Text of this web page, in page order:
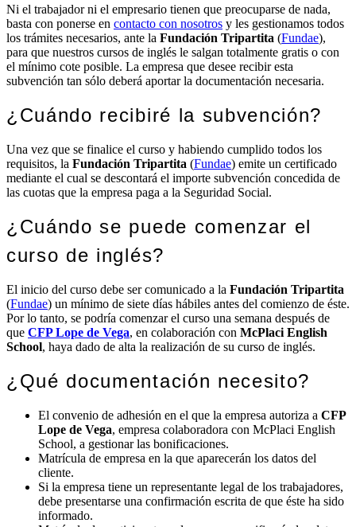
Ni el trabajador ni el empresario tienen que preocuparse de nada,
basta con ponerse en contacto con nosotros y les gestionamos todos
los trámites necesarios, ante la Fundación Tripartita (Fundae),
para que nuestros cursos de inglés le salgan totalmente gratis o con
el mínimo cote posible. La empresa que desee recibir esta
subvención tan sólo deberá aportar la documentación necesaria.
¿Cuándo recibiré la subvención?
Una vez que se finalice el curso y habiendo cumplido todos los
requisitos, la Fundación Tripartita (Fundae) emite un certificado
mediante el cual se descontará el importe subvención concedida de
las cuotas que la empresa paga a la Seguridad Social.
¿Cuándo se puede comenzar el
curso de inglés?
El inicio del curso debe ser comunicado a la Fundación Tripartita
(Fundae) un mínimo de siete días hábiles antes del comienzo de éste.
Por lo tanto, se podría comenzar el curso una semana después de
que CFP Lope de Vega, en colaboración con McPlaci English
School, haya dado de alta la realización de su curso de inglés.
¿Qué documentación necesito?
El convenio de adhesión en el que la empresa autoriza a CFP
Lope de Vega, empresa colaboradora con McPlaci English
School, a gestionar las bonificaciones.
Matrícula de empresa en la que aparecerán los datos del
cliente.
Si la empresa tiene un representante legal de los trabajadores,
debe presentarse una confirmación escrita de que éste ha sido
informado.